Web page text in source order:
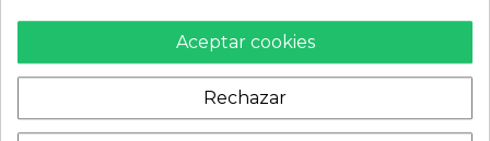
Aceptar cookies
Rechazar